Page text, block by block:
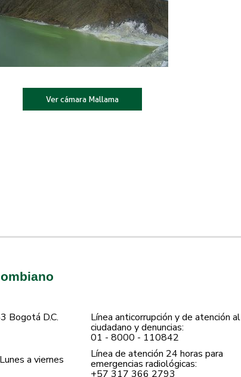
Ver cámara Mallama​
Bogotá D.C.
a viernes
Línea anticorrupción y de atención al
ciudadano y denuncias:
01 - 8000 - 110842
Línea de atención 24 horas para
emergencias radiológicas:
+57 ​317 366 2793